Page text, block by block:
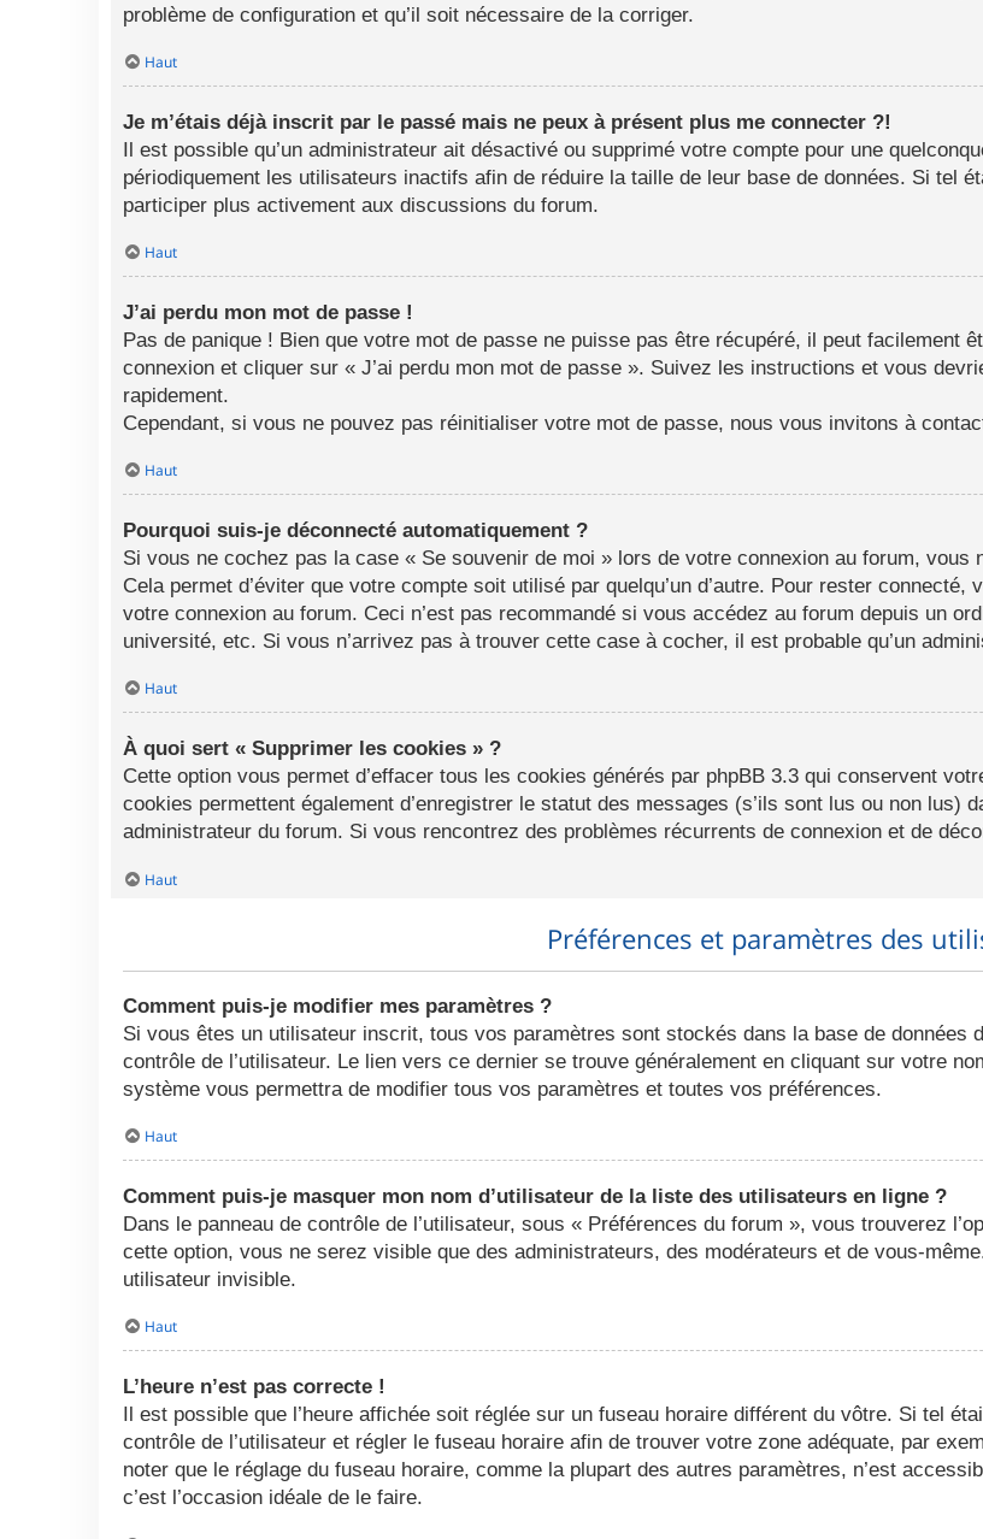
problème de configuration et qu’il soit nécessaire de la corriger.
Haut
Je m’étais déjà inscrit par le passé mais ne peux à présent plus me connecter ?!
Il est possible qu’un administrateur ait désactivé ou supprimé votre compte pour une
périodiquement les utilisateurs inactifs afin de réduire la taille de leur base de données. Si tel
participer plus activement aux discussions du forum.
Haut
J’ai perdu mon mot de passe !
Pas de panique ! Bien que votre mot de passe ne puisse pas être récupéré, il peut facilement
connexion et cliquer sur « J’ai perdu mon mot de passe ». Suivez les instructions et vous
rapidement.
Cependant, si vous ne pouvez pas réinitialiser votre mot de passe, nous vous invitons à
Haut
Pourquoi suis-je déconnecté automatiquement ?
Si vous ne cochez pas la case « Se souvenir de moi » lors de votre connexion au forum, vous
Cela permet d’éviter que votre compte soit utilisé par quelqu’un d’autre. Pour rester
votre connexion au forum. Ceci n’est pas recommandé si vous accédez au forum depuis un
université, etc. Si vous n’arrivez pas à trouver cette case à cocher, il est probable qu’un
Haut
À quoi sert « Supprimer les cookies » ?
Cette option vous permet d’effacer tous les cookies générés par phpBB 3.3 qui conservent
cookies permettent également d’enregistrer le statut des messages (s’ils sont lus ou non lus)
administrateur du forum. Si vous rencontrez des problèmes récurrents de connexion et de
Haut
Préférences et paramètres des
Comment puis-je modifier mes paramètres ?
Si vous êtes un utilisateur inscrit, tous vos paramètres sont stockés dans la base de données
contrôle de l’utilisateur. Le lien vers ce dernier se trouve généralement en cliquant sur votre
système vous permettra de modifier tous vos paramètres et toutes vos préférences.
Haut
Comment puis-je masquer mon nom d’utilisateur de la liste des utilisateurs en ligne ?
Dans le panneau de contrôle de l’utilisateur, sous « Préférences du forum », vous trouverez
cette option, vous ne serez visible que des administrateurs, des modérateurs et de vous-
utilisateur invisible.
Haut
L’heure n’est pas correcte !
Il est possible que l’heure affichée soit réglée sur un fuseau horaire différent du vôtre. Si tel
contrôle de l’utilisateur et régler le fuseau horaire afin de trouver votre zone adéquate, par
noter que le réglage du fuseau horaire, comme la plupart des autres paramètres, n’est
c’est l’occasion idéale de le faire.